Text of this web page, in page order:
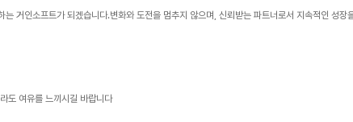
인소프트가 되겠습니다.변화와 도전을 멈추지 않으며, 신뢰받는 파트너로서 지속적인 성장
도 여유를 느끼시길 바랍니다